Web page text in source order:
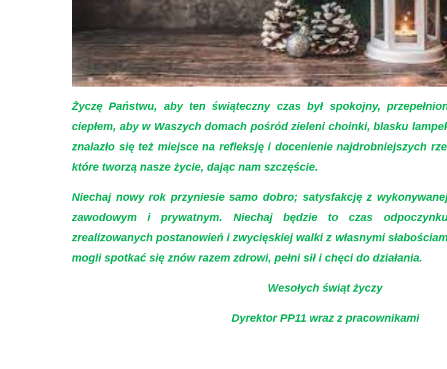
Życzę Państwu, aby ten świąteczny czas był spokojny,
ciepłem, aby w Waszych domach pośród zieleni choinki, blasku
znalazło się też miejsce na refleksję i docenienie najdrobniejszych
które tworzą nasze życie, dając nam szczęście.
Niechaj nowy rok przyniesie samo dobro; satysfakcję z
zawodowym i prywatnym. Niechaj będzie to czas
zrealizowanych postanowień i zwycięskiej walki z własnymi
mogli spotkać się znów razem zdrowi, pełni sił i chęci do działania.
Wesołych świąt życzy
Dyrektor PP11 wraz z pracownikami